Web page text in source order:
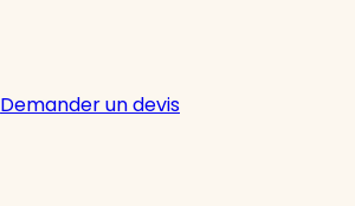
Demander un devis